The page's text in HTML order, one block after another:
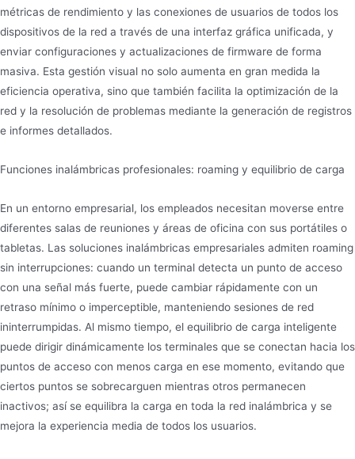
métricas de rendimiento y las conexiones de usuarios de todos los
dispositivos de la red a través de una interfaz gráfica unificada, y
enviar configuraciones y actualizaciones de firmware de forma
masiva. Esta gestión visual no solo aumenta en gran medida la
eficiencia operativa, sino que también facilita la optimización de la
red y la resolución de problemas mediante la generación de registros
e informes detallados.
Funciones inalámbricas profesionales: roaming y equilibrio de carga
En un entorno empresarial, los empleados necesitan moverse entre
diferentes salas de reuniones y áreas de oficina con sus portátiles o
tabletas. Las soluciones inalámbricas empresariales admiten roaming
sin interrupciones: cuando un terminal detecta un punto de acceso
con una señal más fuerte, puede cambiar rápidamente con un
retraso mínimo o imperceptible, manteniendo sesiones de red
ininterrumpidas. Al mismo tiempo, el equilibrio de carga inteligente
puede dirigir dinámicamente los terminales que se conectan hacia los
puntos de acceso con menos carga en ese momento, evitando que
ciertos puntos se sobrecarguen mientras otros permanecen
inactivos; así se equilibra la carga en toda la red inalámbrica y se
mejora la experiencia media de todos los usuarios.